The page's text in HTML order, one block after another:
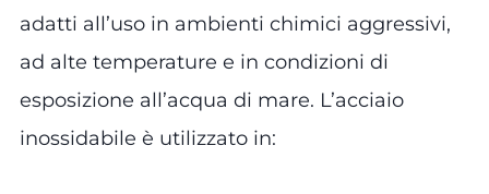
adatti all’uso in ambienti chimici aggressivi,
ad alte temperature e in condizioni di
esposizione all’acqua di mare. L’acciaio
inossidabile è utilizzato in: